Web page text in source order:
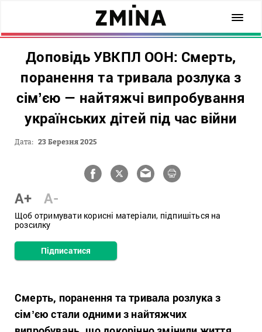
Доповідь УВКПЛ ООН: Смерть,
поранення та тривала розлука з
сімʼєю — найтяжчі випробування
українських дітей під час війни
Дата: 23 Березня 2025
A+ A-
Щоб отримувати корисні матеріали, підпишіться на
розсилку
Підписатися
Смерть, поранення та тривала розлука з
сімʼєю стали одними з найтяжчих